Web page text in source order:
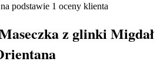
podstawie 1 oceny klienta
z glinki Migdał